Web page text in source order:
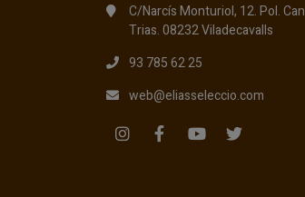
C/Narcís Monturiol, 12. Pol. Can
Trias. 08232 Viladecavalls
93 785 62 25
web@eliasseleccio.com